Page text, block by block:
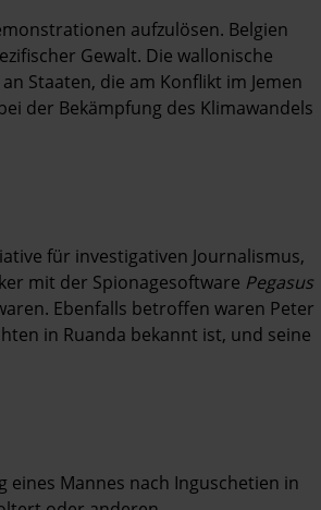
aufzulösen. Belgien
Gewalt. Die wallonische
Staaten, die am Konflikt im Jemen
der Bekämpfung des Klimawandels
für investigativen Journalismus,
mit der Spionagesoftware Pegasus
Ebenfalls betroffen waren Peter
in Ruanda bekannt ist, und seine
Mannes nach Inguschetien in